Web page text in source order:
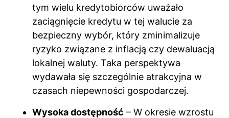
tym wielu kredytobiorców uważało
zaciągnięcie kredytu w tej walucie za
bezpieczny wybór, który zminimalizuje
ryzyko związane z inflacją czy dewaluacją
lokalnej waluty. Taka perspektywa
wydawała się szczególnie atrakcyjna w
czasach niepewności gospodarczej.
Wysoka dostępność – W okresie wzrostu